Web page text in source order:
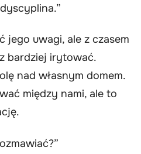
jego uwagi, ale z czasem
bardziej irytować.
nad własnym domem.
między nami, ale to